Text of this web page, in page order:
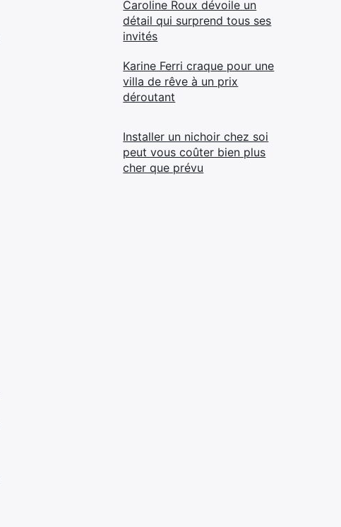
Caroline Roux dévoile un
détail qui surprend tous ses
invités
Karine Ferri craque pour une
villa de rêve à un prix
déroutant
Installer un nichoir chez soi
peut vous coûter bien plus
cher que prévu